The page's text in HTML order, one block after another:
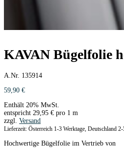
KAVAN Bügelfolie
A.Nr. 135914
59,90 €
Enthält 20% MwSt.
entspricht 29,95 € pro 1 m
zzgl. Versand
Lieferzeit: Österreich 1-3 Werktage, Deutschland
Hochwertige Bügelfolie im Vertrieb von